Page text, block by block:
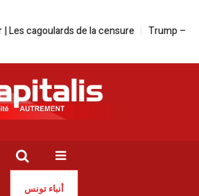
cagoulards de la censure Trump –
أنباء تونس